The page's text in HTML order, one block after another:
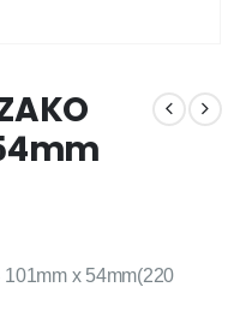
x 54mm(220